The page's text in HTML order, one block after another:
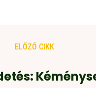
ELŐZŐ CIKK